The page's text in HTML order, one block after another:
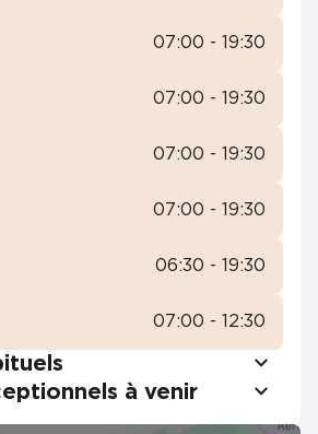
07:00 - 19:30
07:00 - 19:30
07:00 - 19:30
07:00 - 19:30
06:30 - 19:30
07:00 - 12:30
à venir